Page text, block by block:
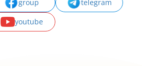
group
telegram
youtube